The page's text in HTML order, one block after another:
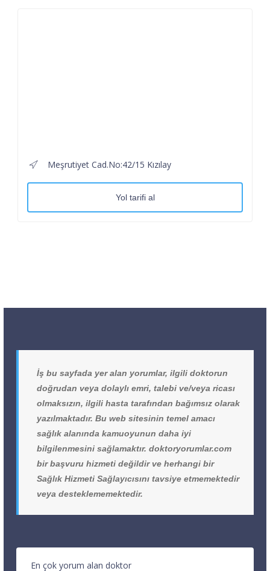
Meşrutiyet Cad.No:42/15 Kızılay
Yol tarifi al
İş bu sayfada yer alan yorumlar, ilgili doktorun
doğrudan veya dolaylı emri, talebi ve/veya ricası
olmaksızın, ilgili hasta tarafından bağımsız olarak
yazılmaktadır. Bu web sitesinin temel amacı
sağlık alanında kamuoyunun daha iyi
bilgilenmesini sağlamaktır. doktoryorumlar.com
bir başvuru hizmeti değildir ve herhangi bir
Sağlık Hizmeti Sağlayıcısını tavsiye etmemektedir
veya desteklememektedir.
En çok yorum alan doktor